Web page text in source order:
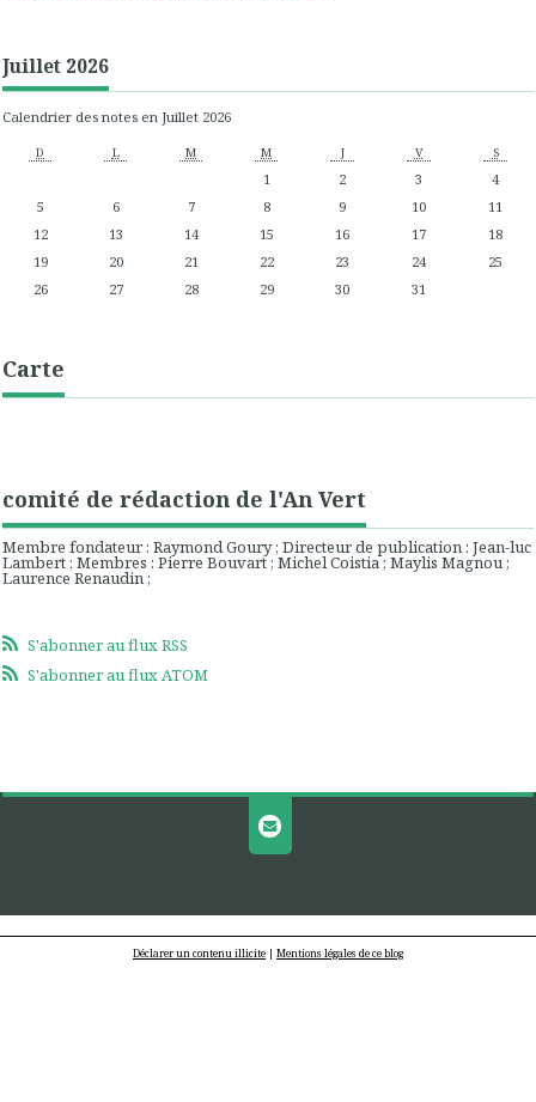
Juillet 2026
Calendrier des notes en Juillet 2026
D L M M J V S
1 2 3
4
5
6 7 8 9 10
11
12
13 14 15 16 17
18
19
20 21 22 23 24
25
26
27 28 29 30 31
Carte
comité de rédaction de l'An Vert
Membre fondateur : Raymond Goury ; Directeur de publication : Jean-luc
Lambert ; Membres : Pierre Bouvart ; Michel Coistia ; Maylis Magnou ;
Laurence Renaudin ;
S'abonner au flux RSS
S'abonner au flux ATOM
Déclarer un contenu illicite | Mentions légales de ce blog